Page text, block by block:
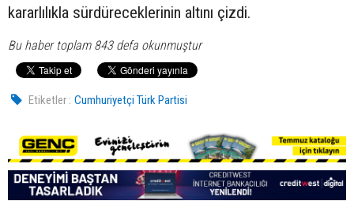
kararlılıkla sürdüreceklerinin altını çizdi.
Bu haber toplam 843 defa okunmuştur
Etiketler : Cumhuriyetçi Türk Partisi